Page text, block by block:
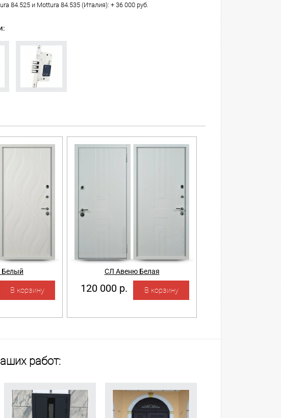
84.525 и Mottura 84.535 (Италия): + 36 000 руб.
Белый СЛ Авеню Белая
120 000 р.
работ: